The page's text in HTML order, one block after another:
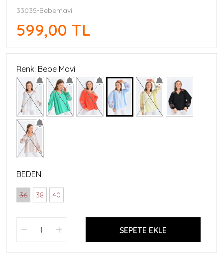
33035-Bebemavi
599,00 TL
Renk: Bebe Mavi
BEDEN:
36 38 40
SEPETE EKLE